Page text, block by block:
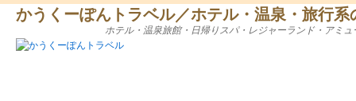
かうくーぽんトラベル／ホテル・温泉・旅行
ホテル・温泉旅館・日帰りスパ・レジャーランド・アミ